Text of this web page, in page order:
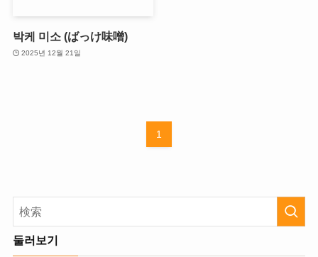
박케 미소 (ばっけ味噌)
2025년 12월 21일
1
둘러보기